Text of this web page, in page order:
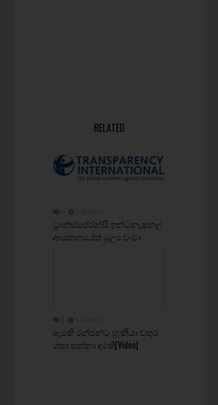
RELATED
ට්‍රාන්ස්පේරන්සි ඉන්ටනැෂනල්
ආයතනයේත් මූල්‍ය වංචා
ඇමති රන්ජන්ට හූ කියා වතුර
ගසා පන්නා දමති[Video]